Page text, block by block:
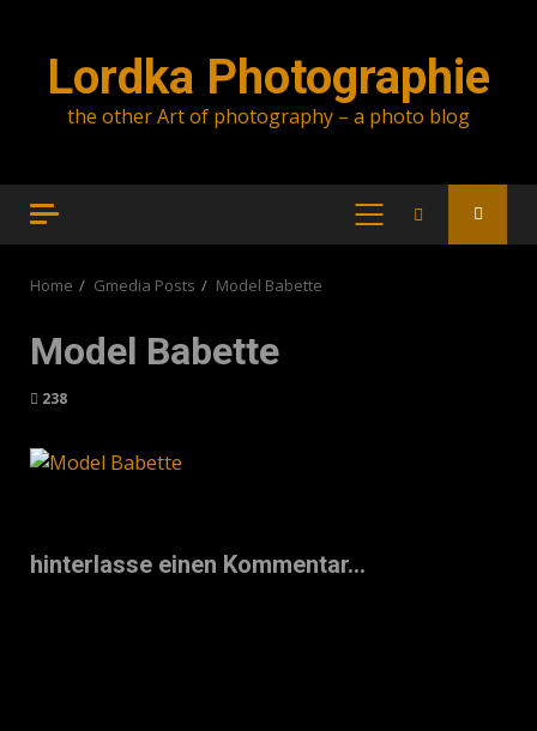
Lordka Photographie
the other Art of photography – a photo blog
PRIMARY
Home Gmedia Posts Model Babette
Model Babette
238
hinterlasse einen Kommentar...